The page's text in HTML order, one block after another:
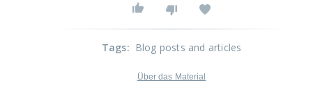
Tags: Blog posts and articles
Über das Material